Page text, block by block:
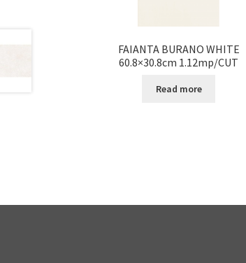
FAIANTA BURANO WHITE
60.8×30.8cm 1.12mp/CUT
Read more